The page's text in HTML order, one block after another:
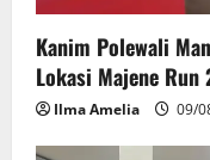
Kanim Polewali
Lokasi Majene Run
Ilma Amelia 09/